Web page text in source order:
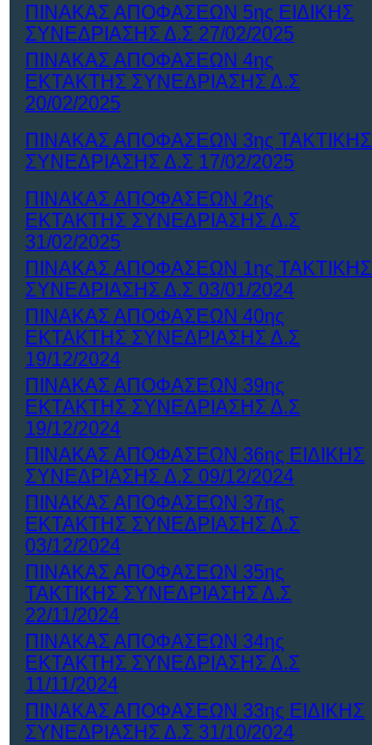
ΠΙΝΑΚΑΣ ΑΠΟΦΑΣΕΩΝ 5ης ΕΙΔΙΚΗΣ
ΣΥΝΕΔΡΙΑΣΗΣ Δ.Σ 27/02/2025
ΠΙΝΑΚΑΣ ΑΠΟΦΑΣΕΩΝ 4ης
ΕΚΤΑΚΤΗΣ ΣΥΝΕΔΡΙΑΣΗΣ Δ.Σ
20/02/2025
ΠΙΝΑΚΑΣ ΑΠΟΦΑΣΕΩΝ 3ης ΤΑΚΤΙΚΗΣ
ΣΥΝΕΔΡΙΑΣΗΣ Δ.Σ 17/02/2025
ΠΙΝΑΚΑΣ ΑΠΟΦΑΣΕΩΝ 2ης
ΕΚΤΑΚΤΗΣ ΣΥΝΕΔΡΙΑΣΗΣ Δ.Σ
31/02/2025
ΠΙΝΑΚΑΣ ΑΠΟΦΑΣΕΩΝ 1ης ΤΑΚΤΙΚΗΣ
ΣΥΝΕΔΡΙΑΣΗΣ Δ.Σ 03/01/2024
ΠΙΝΑΚΑΣ ΑΠΟΦΑΣΕΩΝ 40ης
ΕΚΤΑΚΤΗΣ ΣΥΝΕΔΡΙΑΣΗΣ Δ.Σ
19/12/2024
ΠΙΝΑΚΑΣ ΑΠΟΦΑΣΕΩΝ 39ης
ΕΚΤΑΚΤΗΣ ΣΥΝΕΔΡΙΑΣΗΣ Δ.Σ
19/12/2024
ΠΙΝΑΚΑΣ ΑΠΟΦΑΣΕΩΝ 36ης ΕΙΔΙΚΗΣ
ΣΥΝΕΔΡΙΑΣΗΣ Δ.Σ 09/12/2024
ΠΙΝΑΚΑΣ ΑΠΟΦΑΣΕΩΝ 37ης
ΕΚΤΑΚΤΗΣ ΣΥΝΕΔΡΙΑΣΗΣ Δ.Σ
03/12/2024
ΠΙΝΑΚΑΣ ΑΠΟΦΑΣΕΩΝ 35ης
ΤΑΚΤΙΚΗΣ ΣΥΝΕΔΡΙΑΣΗΣ Δ.Σ
22/11/2024
ΠΙΝΑΚΑΣ ΑΠΟΦΑΣΕΩΝ 34ης
ΕΚΤΑΚΤΗΣ ΣΥΝΕΔΡΙΑΣΗΣ Δ.Σ
11/11/2024
ΠΙΝΑΚΑΣ ΑΠΟΦΑΣΕΩΝ 33ης ΕΙΔΙΚΗΣ
ΣΥΝΕΔΡΙΑΣΗΣ Δ.Σ 31/10/2024